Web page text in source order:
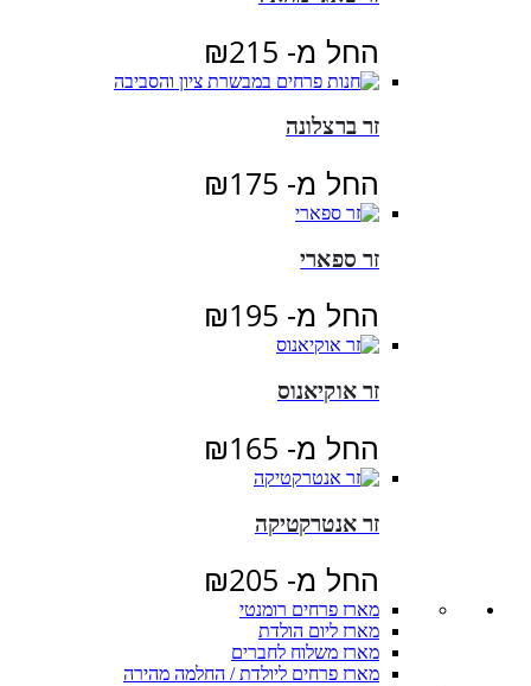
החל מ- ₪215
זר ברצלונה
החל מ- ₪175
זר ספארי
החל מ- ₪195
זר אוקיאנוס
החל מ- ₪165
זר אנטרקטיקה
החל מ- ₪205
מארז פרחים רומנטי
מארז ליום הולדת
מארז משלוח לחברים
מארז פרחים ליולדת / החלמה מהירה